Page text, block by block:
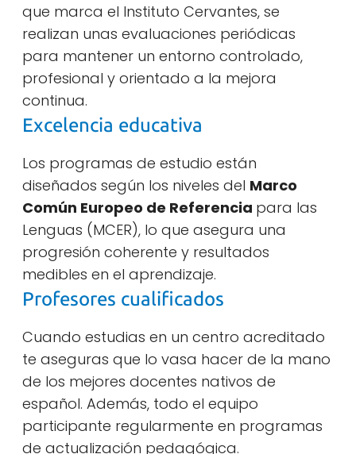
que marca el Instituto Cervantes, se
realizan unas evaluaciones periódicas
para mantener un entorno controlado,
profesional y orientado a la mejora
continua.
Excelencia educativa
Los programas de estudio están
diseñados según los niveles del Marco
Común Europeo de Referencia para las
Lenguas (MCER), lo que asegura una
progresión coherente y resultados
medibles en el aprendizaje.
Profesores cualificados
Cuando estudias en un centro acreditado
te aseguras que lo vasa hacer de la mano
de los mejores docentes nativos de
español. Además, todo el equipo
participante regularmente en programas
de actualización pedagógica.